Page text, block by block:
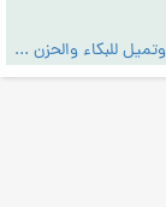
طفلتي تكثر من السرحان والتفكير وقد تتكلم مع نفسها وتميل للبكاء والحزن فكيف أتعامل معها؟ - التربية